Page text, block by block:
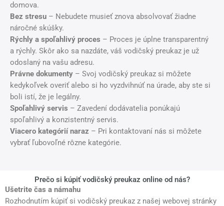
domova.
Bez stresu – Nebudete musieť znova absolvovať žiadne
náročné skúšky.
Rýchly a spoľahlivý proces – Proces je úplne transparentný
a rýchly. Skôr ako sa nazdáte, váš vodičský preukaz je už
odoslaný na vašu adresu.
Právne dokumenty – Svoj vodičský preukaz si môžete
kedykoľvek overiť alebo si ho vyzdvihnúť na úrade, aby ste si
boli istí, že je legálny.
Spoľahlivý servis – Zavedení dodávatelia ponúkajú
spoľahlivý a konzistentný servis.
Viacero kategórií naraz – Pri kontaktovaní nás si môžete
vybrať ľubovoľné rôzne kategórie.
Prečo si kúpiť vodičský preukaz online od nás?
Ušetrite čas a námahu
Rozhodnutím kúpiť si vodičský preukaz z našej webovej stránky